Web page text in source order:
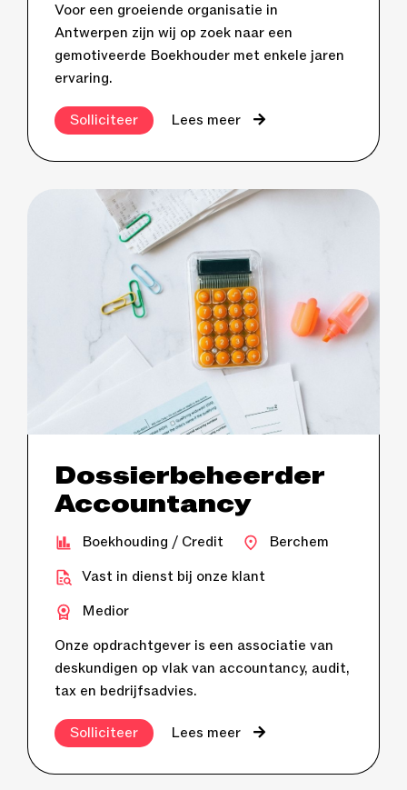
Voor een groeiende organisatie in
Antwerpen zijn wij op zoek naar een
gemotiveerde Boekhouder met enkele jaren
ervaring.
Solliciteer Lees meer
Dossierbeheerder
Accountancy
Boekhouding / Credit
Berchem
Vast in dienst bij onze klant
Medior
Onze opdrachtgever is een associatie van
deskundigen op vlak van accountancy, audit,
tax en bedrijfsadvies.
Solliciteer Lees meer